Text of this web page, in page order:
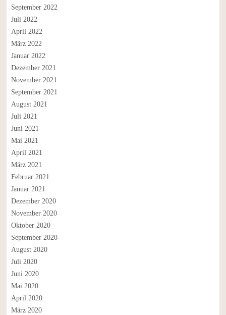
September 2022
Juli 2022
April 2022
März 2022
Januar 2022
Dezember 2021
November 2021
September 2021
August 2021
Juli 2021
Juni 2021
Mai 2021
April 2021
März 2021
Februar 2021
Januar 2021
Dezember 2020
November 2020
Oktober 2020
September 2020
August 2020
Juli 2020
Juni 2020
Mai 2020
April 2020
März 2020